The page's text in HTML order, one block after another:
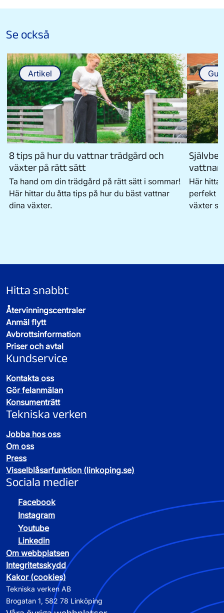
Se också
Artikel
8 tips på hur du vattnar trädgård och
växter på rätt sätt
Ta hand om din trädgård på rätt sätt i sommar!
Här hittar du åtta tips på hur du bäst vattnar
dina växter.
vattnar
Här
perfekt
växter
Hitta snabbt
Återvinningscentraler
Anmäl flytt
Avbrottsinformation
Priser och avtal
Kundservice
Kontakta oss
Gör felanmälan
Konsumenträtt
Tekniska verken
Jobba hos oss
Om oss
Press
Visselblåsarfunktion (linkoping.se)
Sociala medier
Facebook
Instagram
Youtube
Linkedin
Om webbplatsen
Integritetsskydd
Kakor (cookies)
Tekniska verken AB
Brogatan 1, 582 78 Linköping